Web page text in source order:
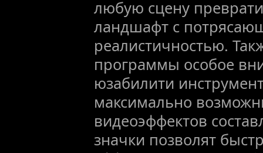
любую сцену
ландшафт с
реалистичностью.
программы особое
юзабилити
максимально
видеоэффектов
значки позволят